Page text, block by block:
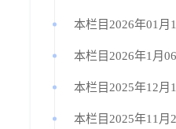
本栏目2026年01月
本栏目2026年1月
本栏目2025年12月
本栏目2025年11月